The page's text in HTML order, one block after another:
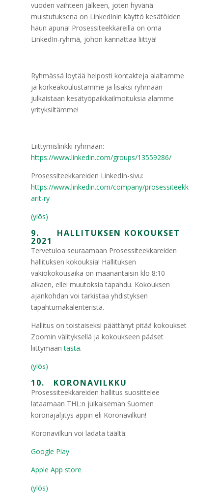
vuoden vaihteen jälkeen, joten hyvänä
muistutuksena on LinkedInin käyttö kesätöiden
haun apuna! Prosessiteekkareilla on oma
LinkedIn-ryhmä, johon kannattaa liittyä!
Ryhmässä löytää helposti kontakteja alaltamme
ja korkeakoulustamme ja lisäksi ryhmään
julkaistaan kesätyöpaikkailmoituksia alamme
yrityksiltämme!
Liittymislinkki ryhmään:
https://www.linkedin.com/groups/13559286/
Prosessiteekkareiden LinkedIn-sivu:
https://www.linkedin.com/company/prosessiteekk
arit-ry
(ylös)
9. HALLITUKSEN KOKOUKSET
2021
Tervetuloa seuraamaan Prosessiteekkareiden
hallituksen kokouksia! Hallituksen
vakiokokousaika on maanantaisin klo 8:10
alkaen, ellei muutoksia tapahdu. Kokouksen
ajankohdan voi tarkistaa yhdistyksen
tapahtumakalenterista.
Hallitus on toistaiseksi päättänyt pitää kokoukset
Zoomin välityksellä ja kokoukseen pääset
liittymääntästä.
(ylös)
10. KORONAVILKKU
Prosessiteekkareiden hallitus suosittelee
lataamaan THL:n julkaiseman Suomen
koronajäljitys appin eli Koronavilkun!
Koronavilkun voi ladata täältä:
Google Play
Apple App store
(ylös)